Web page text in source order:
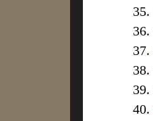
35.
36.
37.
38.
39.
40.